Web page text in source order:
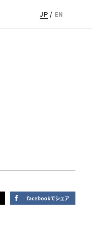
JP / EN